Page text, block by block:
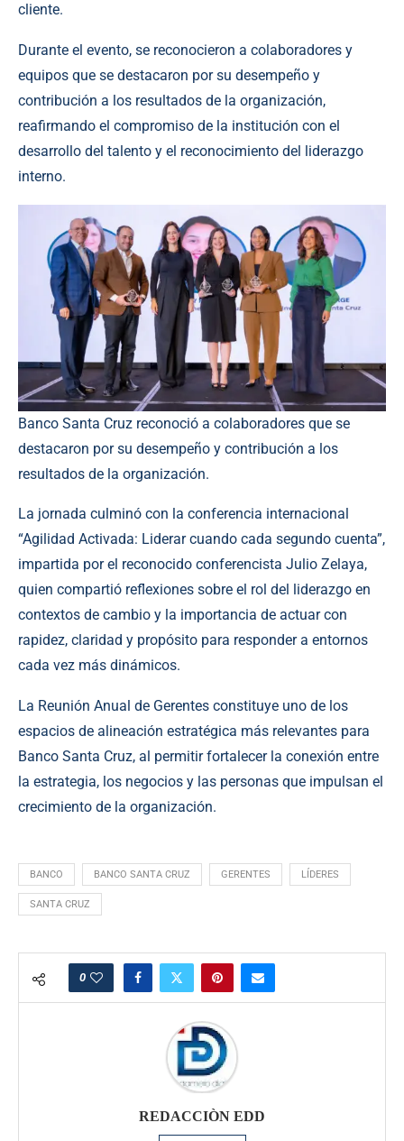
cliente.
Durante el evento, se reconocieron a colaboradores y
equipos que se destacaron por su desempeño y
contribución a los resultados de la organización,
reafirmando el compromiso de la institución con el
desarrollo del talento y el reconocimiento del liderazgo
interno.
Banco Santa Cruz reconoció a colaboradores que se
destacaron por su desempeño y contribución a los
resultados de la organización.
La jornada culminó con la conferencia internacional
“Agilidad Activada: Liderar cuando cada segundo cuenta”,
impartida por el reconocido conferencista Julio Zelaya,
quien compartió reflexiones sobre el rol del liderazgo en
contextos de cambio y la importancia de actuar con
rapidez, claridad y propósito para responder a entornos
cada vez más dinámicos.
La Reunión Anual de Gerentes constituye uno de los
espacios de alineación estratégica más relevantes para
Banco Santa Cruz, al permitir fortalecer la conexión entre
la estrategia, los negocios y las personas que impulsan el
crecimiento de la organización.
BANCO BANCO SANTA CRUZ GERENTES LÍDERES
SANTA CRUZ
0
REDACCIÒN EDD